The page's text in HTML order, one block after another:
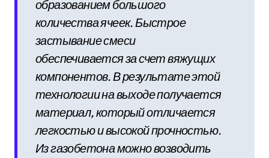
образованием большого
количества ячеек. Быстрое
застывание смеси
обеспечивается за счет вяжущих
компонентов. В результате этой
технологии на выходе получается
материал, который отличается
легкостью и высокой прочностью.
Из газобетона можно возводить